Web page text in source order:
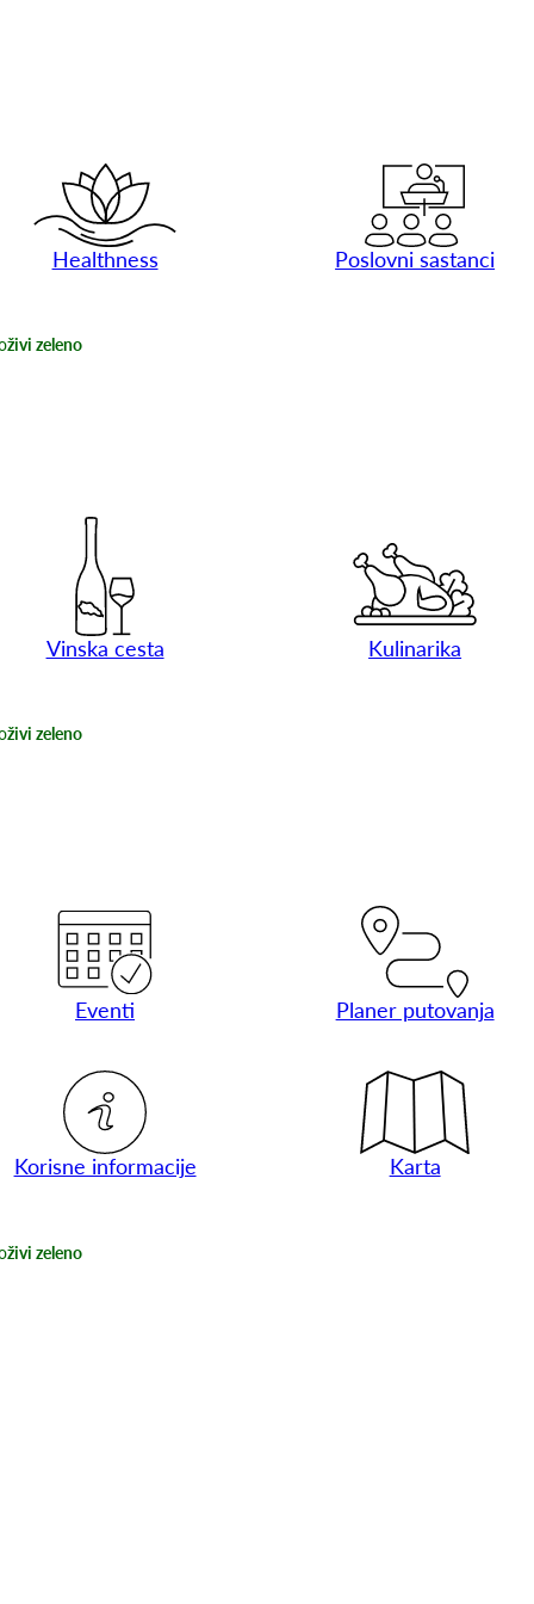
Healthness Poslovni sastanci
živi zeleno
Vinska cesta Kulinarika
živi zeleno
Eventi Planer putovanja
Korisne informacije Karta
živi zeleno